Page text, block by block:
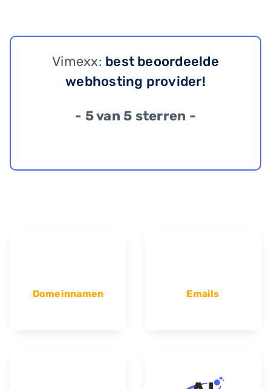
Vimexx: best beoordeelde
webhosting provider!
- 5 van 5 sterren -
Domeinnamen Emails